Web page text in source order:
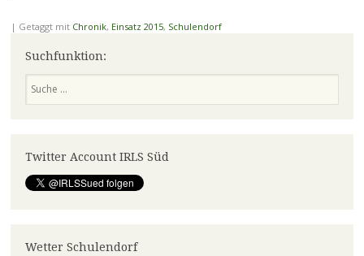
| Getaggt mit Chronik, Einsatz 2015, Schulendorf
Suchfunktion:
Twitter Account IRLS Süd
Wetter Schulendorf